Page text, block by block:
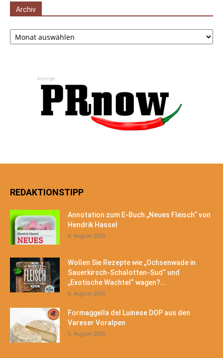
Archiv
Archiv
Anzeige
REDAKTIONSTIPP
Annotation zum E-Buch „Neues Fleisch“ von
Hendrik Hassel
8. August 2026
Wollen Sie Rezepte wie „Ochsenwade in
Sauerkirsch-Schalotten-Sud“ und
„Exotische Wachtel“ wagen?...
6. August 2026
Formaggella del Luinese DOP aus den
Vareser Voralpen
5. August 2026